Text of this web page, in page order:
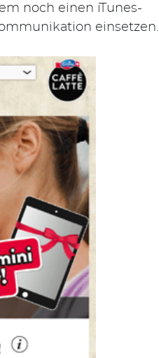
noch einen iTunes-
einsetzen.